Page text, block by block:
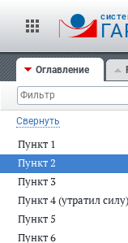
Оглавление
Свернуть
Пункт 1
Пункт 2
Пункт 3
Пункт 4 (утратил силу)
Пункт 5
Пункт 6